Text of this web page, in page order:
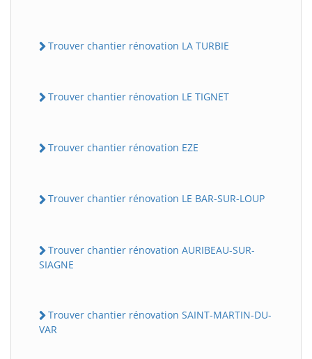
Trouver chantier rénovation LA TURBIE
Trouver chantier rénovation LE TIGNET
Trouver chantier rénovation EZE
Trouver chantier rénovation LE BAR-SUR-LOUP
Trouver chantier rénovation AURIBEAU-SUR-
SIAGNE
Trouver chantier rénovation SAINT-MARTIN-DU-
VAR